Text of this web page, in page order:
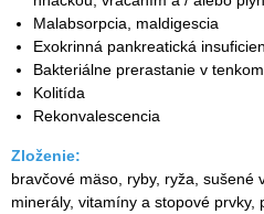
Malabsorpcia, maldigescia
Exokrinná pankreatická
Bakteriálne prerastanie v
Kolitída
Rekonvalescencia
Zloženie:
bravčové mäso, ryby, ryža, sušené
minerály, vitamíny a stopové prvky,